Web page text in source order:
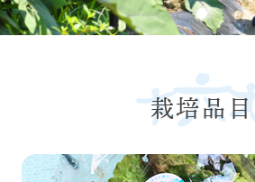
栽培品目